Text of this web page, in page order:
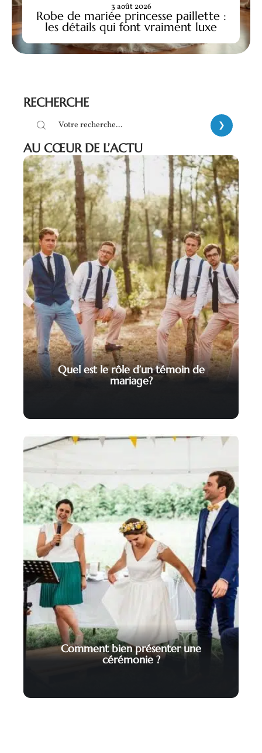
Robe de mariée princesse paillette :
les détails qui font vraiment luxe
3 août 2026
RECHERCHE
AU CŒUR DE L’ACTU
Quel est le rôle d’un témoin de
mariage?
Comment bien présenter une
cérémonie ?